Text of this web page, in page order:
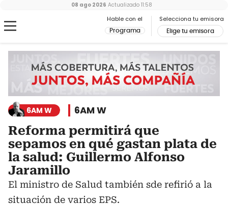
Hable con el
Programa
Selecciona tu emisora
Elige tu emisora
08 ago 2026 Actualizado 11:58
6AM W 6AM W
Reforma permitirá que
sepamos en qué gastan plata de
la salud: Guillermo Alfonso
Jaramillo
El ministro de Salud también sde refirió a la
situación de varios EPS.